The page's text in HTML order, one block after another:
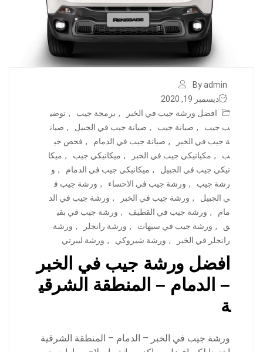
By admin
ديسمبر 19, 2020
افضل ورشة جيب في الخبر
, برمجة جيب , توضي
ب جيب
, صيانة جيب , صيانة جيب في الجبيل , صيان
ة جيب في الخبر
, صيانة جيب في الدمام , فحص جي
ب
, مكيانيكي جيب في الخبر , ميكانيكي جيب , ميكا
نيكي جيب في الجبيل
, ميكانيكي جيب في الدمام , و
رشة جيب
, ورشة جيب في الاحساء , ورشة جيب ف
ي الجبيل
, ورشة جيب في الخبر , ورشة جيب في الد
مام
, ورشة جيب في القطيف , ورشة جيب في بقي
ق
, ورشة جيب في سيهات , ورشة رانجلر , ورشة
رانجلر في الخبر
, ورشة شيروكي , ورشة ليبرتي
افضل ورشة جيب في الخبر
– الدمام – المنطقة الشرقي
ة
ورشة جيب في الخبر – الدمام – المنطقة الشرقية